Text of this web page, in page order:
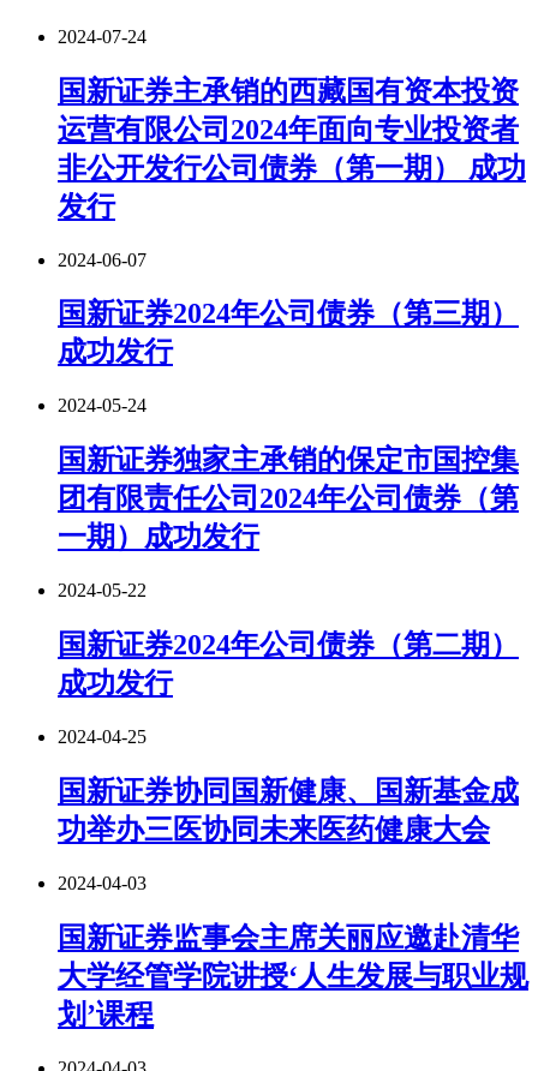
2024-07-24
国新证券主承销的西藏国有资本投资
运营有限公司2024年面向专业投资者
非公开发行公司债券（第一期） 成功
发行
2024-06-07
国新证券2024年公司债券（第三期）
成功发行
2024-05-24
国新证券独家主承销的保定市国控集
团有限责任公司2024年公司债券（第
一期）成功发行
2024-05-22
国新证券2024年公司债券（第二期）
成功发行
2024-04-25
国新证券协同国新健康、国新基金成
功举办三医协同未来医药健康大会
2024-04-03
国新证券监事会主席关丽应邀赴清华
大学经管学院讲授‘人生发展与职业规
划’课程